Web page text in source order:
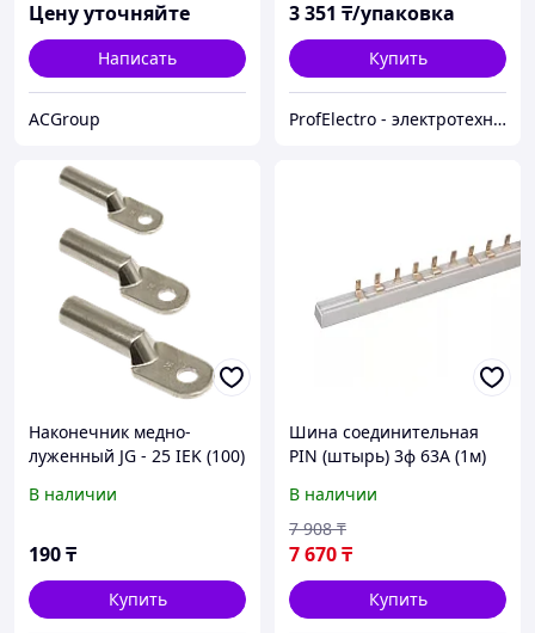
Цену уточняйте
Написать
ACGroup
3 351 ₸/упаковка
Купить
ProfElectro - электротехническое оборудование
Наконечник медно-
луженный JG - 25 IEK (100)
В наличии
190₸
Купить
Шина соединительная
PIN (штырь) 3ф 63А (1м)
В наличии
7 670₸
7 908 ₸
Купить